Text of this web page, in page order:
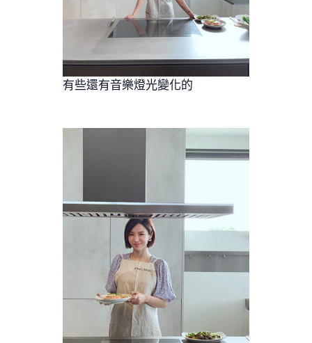
有些還有音樂燈光變化的